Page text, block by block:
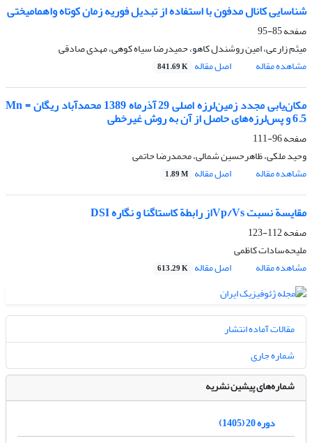
شناسایی کانال مدفون با استفاده از تبدیل فوریه زمان کوتاه واهمامیختی
صفحه85-95
میثم زارعی، امین روشندل کاهو، حمیدرضا سیاه کوهی، مهدی صادقی
مشاهده مقاله
اصل مقاله 841.69 K
مکان‌یابی مجدد زمین‌لرزه اصلی 29 آذرماه 1389 محمدآباد ریگان Mn =
6.5 و پس‌لرزه‌‌‌‌های حاصل از آن به روش غیرخطی
صفحه96-111
وحید ملکی، ظاهرحسین شمالی، محمدرضا حاتمی
مشاهده مقاله
اصل مقاله 1.89 M
مقایسة نسبت Vp/Vsاز رابطة کاستاگنا و نگاره DSI
صفحه112-123
ملیحه‌سادات کاظمی
مشاهده مقاله
اصل مقاله 613.29 K
مقالات آماده انتشار
شماره جاری
شماره‌های پیشین نشریه
دوره 20 (1405)